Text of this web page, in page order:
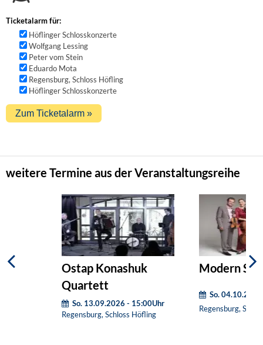
Ticketalarm für:
Höflinger Schlosskonzerte
Wolfgang Lessing
Peter vom Stein
Eduardo Mota
Regensburg, Schloss Höfling
Höflinger Schlosskonzerte
weitere Termine aus der Veranstaltungsreihe
Ostap Konashuk
Quartett
So. 13.09.2026 - 15:00Uhr
Regensburg, Schloss Höfling
Modern
So.
Regensburg,